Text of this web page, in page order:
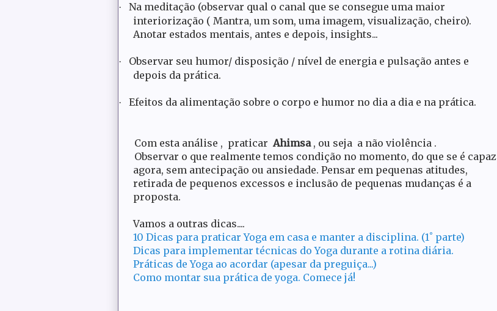
·
Na meditação (observar qual o canal que se consegue uma maior
interiorização ( Mantra, um som, uma imagem, visualização, cheiro).
Anotar estados mentais, antes e depois, insights...
·
Observar seu humor/ disposição / nível de energia e pulsação antes e
depois da prática.
· Efeitos da alimentação sobre o corpo e humor no dia a dia e na prática.
Com esta análise , praticar Ahimsa, ou seja a não violência .
Observar o que realmente temos condição no momento, do que se é capaz
agora, sem antecipação ou ansiedade. Pensar em pequenas atitudes,
retirada de pequenos excessos e inclusão de pequenas mudanças é a
proposta.
Vamos a outras dicas....
10 Dicas para praticar Yoga em casa e manter a disciplina. (1˚ parte)
Dicas para implementar técnicas do Yoga durante a rotina diária.
Práticas de Yoga ao acordar (apesar da preguiça...)
Como montar sua prática de yoga. Comece já!